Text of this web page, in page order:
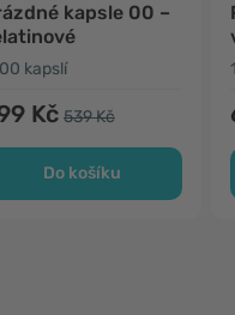
kapsle 00 –
kapslí
Kč 539 Kč
Do košíku